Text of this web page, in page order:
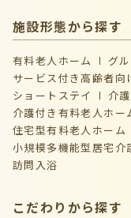
施設形態から探す
有料老人ホーム グ
サービス付き高齢者向
ショートステイ
介
介護付き有料老人ホー
住宅型有料老人ホーム
⼩規模多機能型居宅介
訪問入浴
こだわりから探す